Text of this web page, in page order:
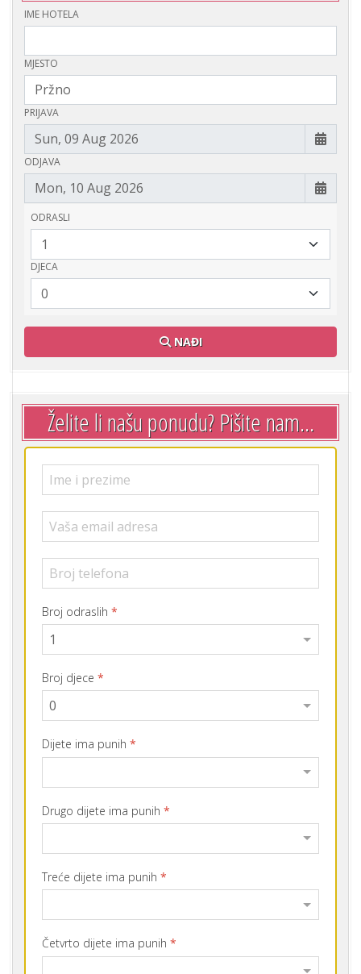
IME HOTELA
MJESTO
PRIJAVA
ODJAVA
ODRASLI
DJECA
NAĐI
Želite li našu ponudu? Pišite nam...
Broj odraslih *
Broj djece *
Dijete ima punih *
Drugo dijete ima punih *
Treće dijete ima punih *
Četvrto dijete ima punih *